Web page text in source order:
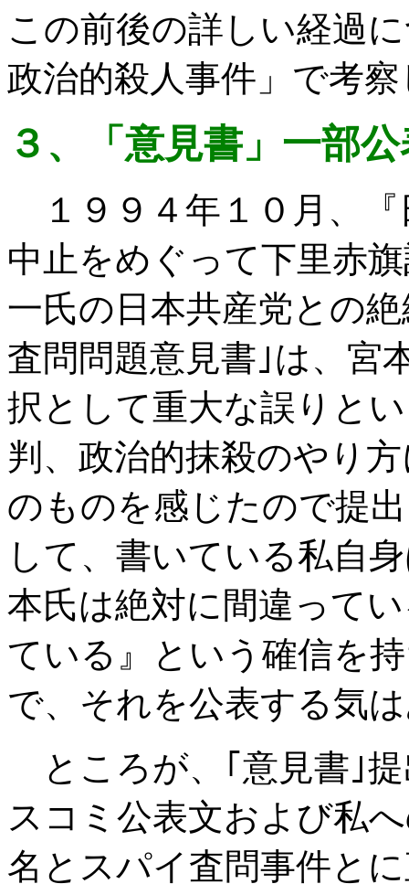
この前後の詳しい経過
政治的殺人事件」で考
３、「意見書」一部
１９９４年１０月、『
中止をめぐって下里赤
一氏の日本共産党との
査問問題意見書｣は、宮
択として重大な誤りと
判、政治的抹殺のやり
のものを感じたので提
して、書いている私自
本氏は絶対に間違って
ている』という確信を
で、それを公表する気
ところが、｢意見書｣
スコミ公表文および私
名とスパイ査問事件と